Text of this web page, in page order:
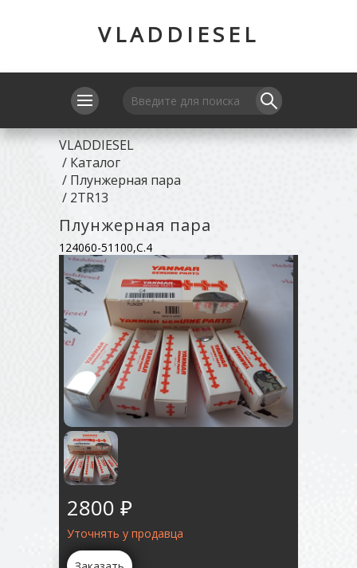
VLADDIESEL
VLADDIESEL
/ Каталог
/ Плунжерная пара
/ 2TR13
Плунжерная пара
124060-51100,C.4
2800 ₽
Уточнять у продавца